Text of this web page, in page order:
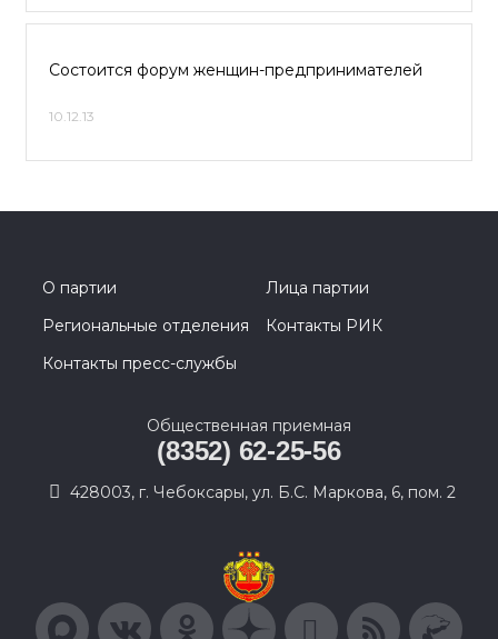
Состоится форум женщин-предпринимателей
10.12.13
О партии
Лица партии
Региональные отделения
Контакты РИК
Контакты пресс-службы
Общественная приемная
(8352) 62-25-56
428003, г. Чебоксары, ул. Б.С. Маркова, 6, пом. 2